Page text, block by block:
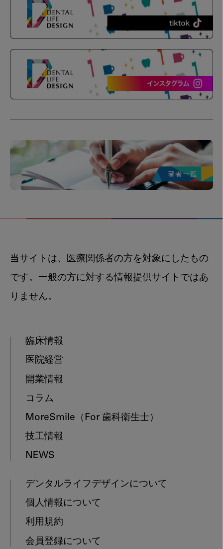
当サイトは、医療関係者の方を対象にしたもの
です。一般の方に対する情報提供サイトではあ
りません。
臨床情報
医院経営
開業情報
コラム
MoreSmile （For 歯科衛生士）
技工情報
NEWS
デンタルライフデザインについて
個人情報について
利用規約
会員登録について